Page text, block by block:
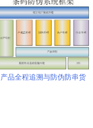
产品全程追溯与防伪防串货